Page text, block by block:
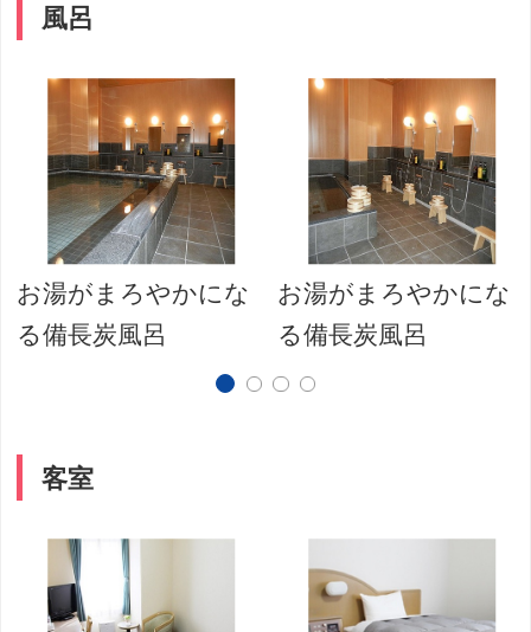
風呂
お湯がまろやかにな
る備長炭風呂
お湯がまろやかにな
る備長炭風呂
客室